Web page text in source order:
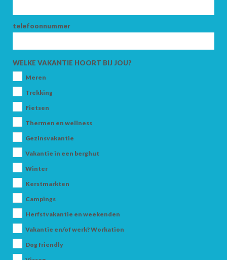
telefoonnummer
WELKE VAKANTIE HOORT BIJ JOU?
Meren
Trekking
Fietsen
Thermen en wellness
Gezinsvakantie
Vakantie in een berghut
Winter
Kerstmarkten
Campings
Herfstvakantie en weekenden
Vakantie en/of werk? Workation
Dog friendly